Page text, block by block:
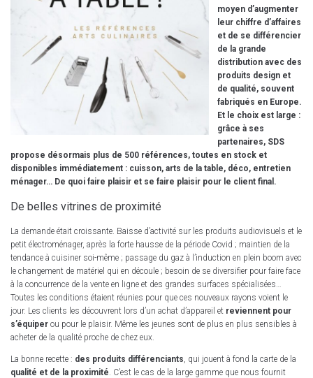
moyen d’augmenter
leur chiffre d’affaires
et de se différencier
de la grande
distribution avec des
produits design et
de qualité, souvent
fabriqués en Europe.
Et le choix est large :
grâce à ses
partenaires, SDS
propose désormais plus de 500 références, toutes en stock et
disponibles immédiatement : cuisson, arts de la table, déco, entretien
ménager… De quoi faire plaisir et se faire plaisir pour le client final.
De belles vitrines de proximité
La demande était croissante. Baisse d’activité sur les produits audiovisuels et le
petit électroménager, après la forte hausse de la période Covid ; maintien de la
tendance à cuisiner soi-même ; passage du gaz à l’induction en plein boom avec
le changement de matériel qui en découle ; besoin de se diversifier pour faire face
à la concurrence de la vente en ligne et des grandes surfaces spécialisées…
Toutes les conditions étaient réunies pour que ces nouveaux rayons voient le
jour. Les clients les découvrent lors d’un achat d’appareil et reviennent pour
s’équiper ou pour le plaisir. Même les jeunes sont de plus en plus sensibles à
acheter de la qualité proche de chez eux.
La bonne recette : des produits différenciants , qui jouent à fond la carte de la
qualité et de la proximité . C’est le cas de la large gamme que nous fournit